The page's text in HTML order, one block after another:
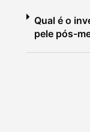
Qual é o
pele pós-